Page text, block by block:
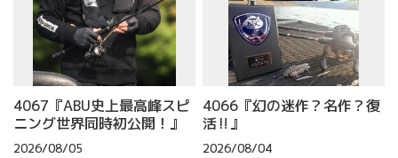
4067『ABU史上最高峰スピ
ニング世界同時初公開！』
2026/08/05
4066『幻の迷作？名作？復
活‼』
2026/08/04